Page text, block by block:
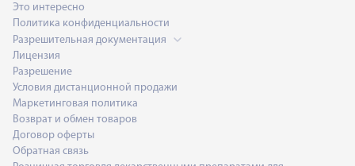
Это интересно
Политика конфиденциальности
Разрешительная документация
Лицензия
Разрешение
Условия дистанционной продажи
Маркетинговая политика
Возврат и обмен товаров
Договор оферты
Обратная связь